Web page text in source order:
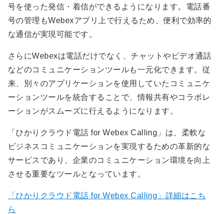
号を使った発信・着信ができるようになります。電話番
号の管理もWebexアプリ上で行えるため、便利で効率的
な通信が実現可能です。
さらにWebexは電話だけでなく、チャットやビデオ通話
などのコミュニケーションツールも一元化できます。従
来、別々のアプリケーションを使用していたコミュニケ
ーションツールを統合することで、情報共有やコラボレ
ーションがスムーズに行えるようになります。
「ひかりクラウド電話 for Webex Calling」は、柔軟な
ビジネスコミュニケーションを実現するための革新的な
サービスであり、企業のコミュニケーション環境を向上
させる重要なツールとなっています。
「ひかりクラウド電話 for Webex Calling」詳細はこち
ら